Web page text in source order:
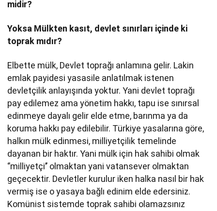
midir?
Yoksa Mülkten kasıt, devlet sınırları içinde ki
toprak mıdır?
Elbette mülk, Devlet toprağı anlamına gelir. Lakin
emlak payidesi yasasile anlatılmak istenen
devletçilik anlayışında yoktur. Yani devlet toprağı
pay edilemez ama yönetim hakkı, tapu ise sınırsal
edinmeye dayalı gelir elde etme, barınma ya da
koruma hakkı pay edilebilir. Türkiye yasalarına göre,
halkın mülk edinmesi, milliyetçilik temelinde
dayanan bir haktır. Yani mülk için hak sahibi olmak
‘’milliyetçi’’ olmaktan yani vatansever olmaktan
geçecektir. Devletler kurulur iken halka nasıl bir hak
vermiş ise o yasaya bağlı edinim elde edersiniz.
Komünist sistemde toprak sahibi olamazsınız